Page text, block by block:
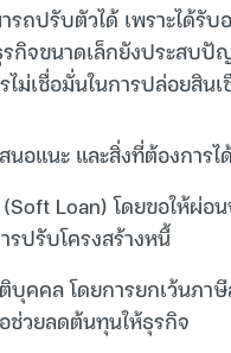
รถปรับตัวได้ เพราะได้รั
กิจขนาดเล็กยังประสบปั
ไม่เชื่อมั่นในการปล่อยสินเ
อแนะ และสิ่งที่ต้องการ
Loan) โดยขอให้ผ่อ
ปรับโครงสร้างหนี้
บุคคล โดยการยกเว้นภ
ช่วยลดต้นทุนให้ธุรกิจ